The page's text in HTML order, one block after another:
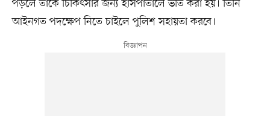
পড়লে তাঁকে চিকিৎসার জন্য হাসপাতালে ভর্তি করা হয়। তিনি
আইনগত পদক্ষেপ নিতে চাইলে পুলিশ সহায়তা করবে।